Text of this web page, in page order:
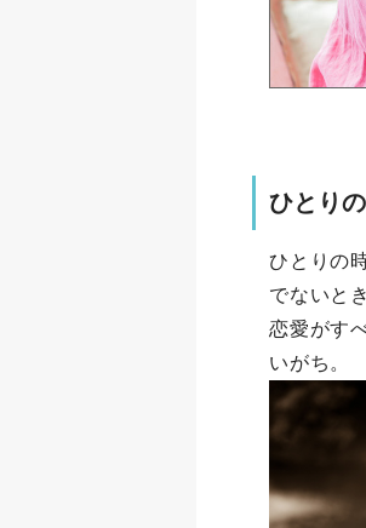
ひとり
ひとりの
でないと
恋愛がす
いがち。